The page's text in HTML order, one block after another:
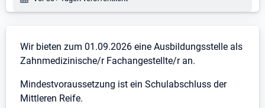
Stellenbeschreibung
Wir bieten zum 01.09.2026 eine Ausbildungsstelle als
Zahnmedizinische/r Fachangestellte/r an.
Mindestvoraussetzung ist ein Schulabschluss der
Mittleren Reife.